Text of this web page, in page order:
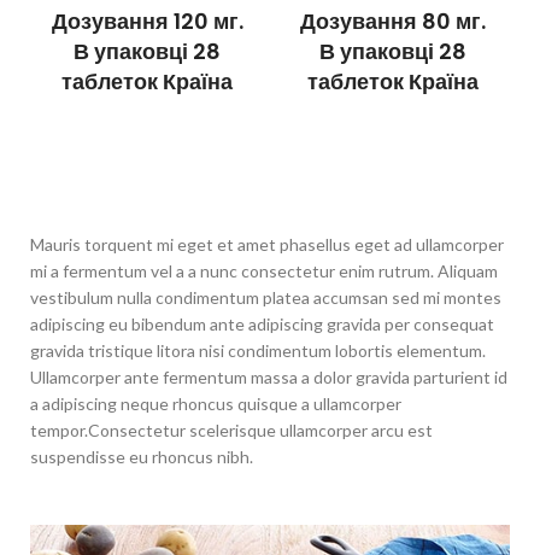
Дозування 120 мг.
В упаковці 28
таблеток Країна
Дозування 80 мг.
В упаковці 28
таблеток Країна
Mauris torquent mi eget et amet phasellus eget ad ullamcorper
mi a fermentum vel a a nunc consectetur enim rutrum. Aliquam
vestibulum nulla condimentum platea accumsan sed mi montes
adipiscing eu bibendum ante adipiscing gravida per consequat
gravida tristique litora nisi condimentum lobortis elementum.
Ullamcorper ante fermentum massa a dolor gravida parturient id
a adipiscing neque rhoncus quisque a ullamcorper
tempor.Consectetur scelerisque ullamcorper arcu est
suspendisse eu rhoncus nibh.